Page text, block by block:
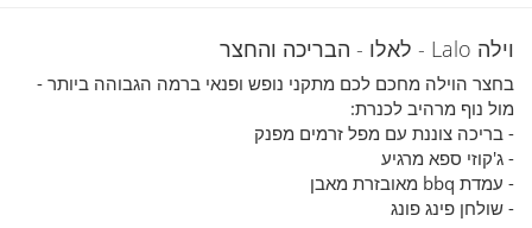
וילה Lalo - לאלו - הבריכה והחצר
בחצר הוילה מחכם לכם מתקני נופש ופנאי ברמה הגבוהה ביותר -
מול נוף מרהיב לכנרת:
- בריכה צוננת עם מפל זרמים מפנק
- ג'קוזי ספא מרגיע
- עמדת bbq מאובזרת מאבן
- שולחן פינג פונג